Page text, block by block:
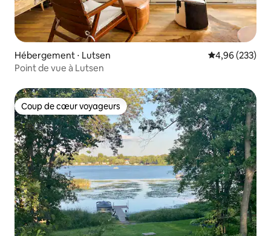
Hébergement ⋅ Lutsen Évaluation
4,96 (233)
Point de vue à Lutsen
Coup de cœur voyageurs
Coup de cœur voyageurs